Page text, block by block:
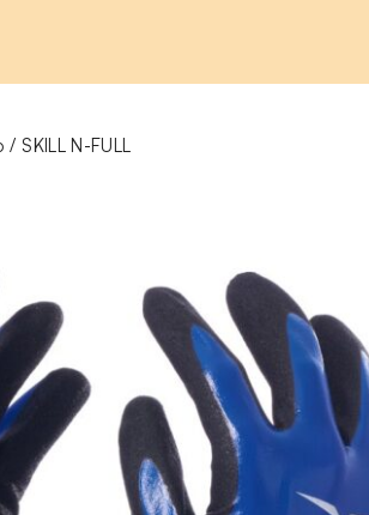
SKILL N-FULL